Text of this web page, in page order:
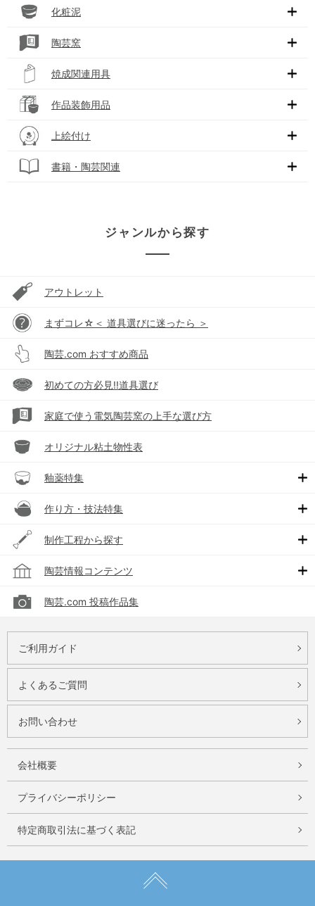
化粧泥
陶芸窯
焼成関連用具
作品装飾用品
上絵付け
書籍・陶芸関連
ジャンルから探す
アウトレット
まずコレ☆＜ 道具選びに迷ったら ＞
陶芸.com おすすめ商品
初めての方必見!!道具選び
家庭で使う電気陶芸窯の上手な選び方
オリジナル粘土物性表
釉薬特集
作り方・技法特集
制作工程から探す
陶芸情報コンテンツ
陶芸.com 投稿作品集
ご利用ガイド
よくあるご質問
お問い合わせ
会社概要
プライバシーポリシー
特定商取引法に基づく表記